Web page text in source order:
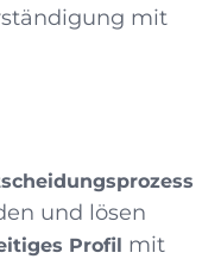
mit
und lösen
Profil mit